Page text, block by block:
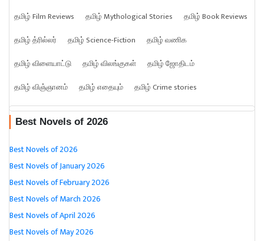
தமிழ் Film Reviews
தமிழ் Mythological Stories
தமிழ் Book Reviews
தமிழ் த்ரில்லர்
தமிழ் Science-Fiction
தமிழ் வணிக
தமிழ் விளையாட்டு
தமிழ் விலங்குகள்
தமிழ் ஜோதிடம்
தமிழ் விஞ்ஞானம்
தமிழ் எதையும் தமிழ் Crime stories
Best Novels of 2026
Best Novels of 2026
Best Novels of January 2026
Best Novels of February 2026
Best Novels of March 2026
Best Novels of April 2026
Best Novels of May 2026